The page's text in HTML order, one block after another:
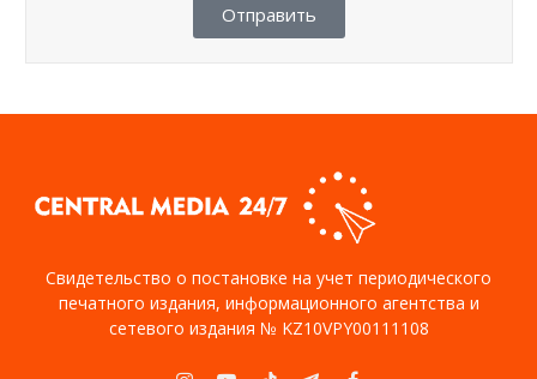
Отправить
Свидетельство о постановке на учет периодического
печатного издания, информационного агентства и
сетевого издания № KZ10VPY00111108